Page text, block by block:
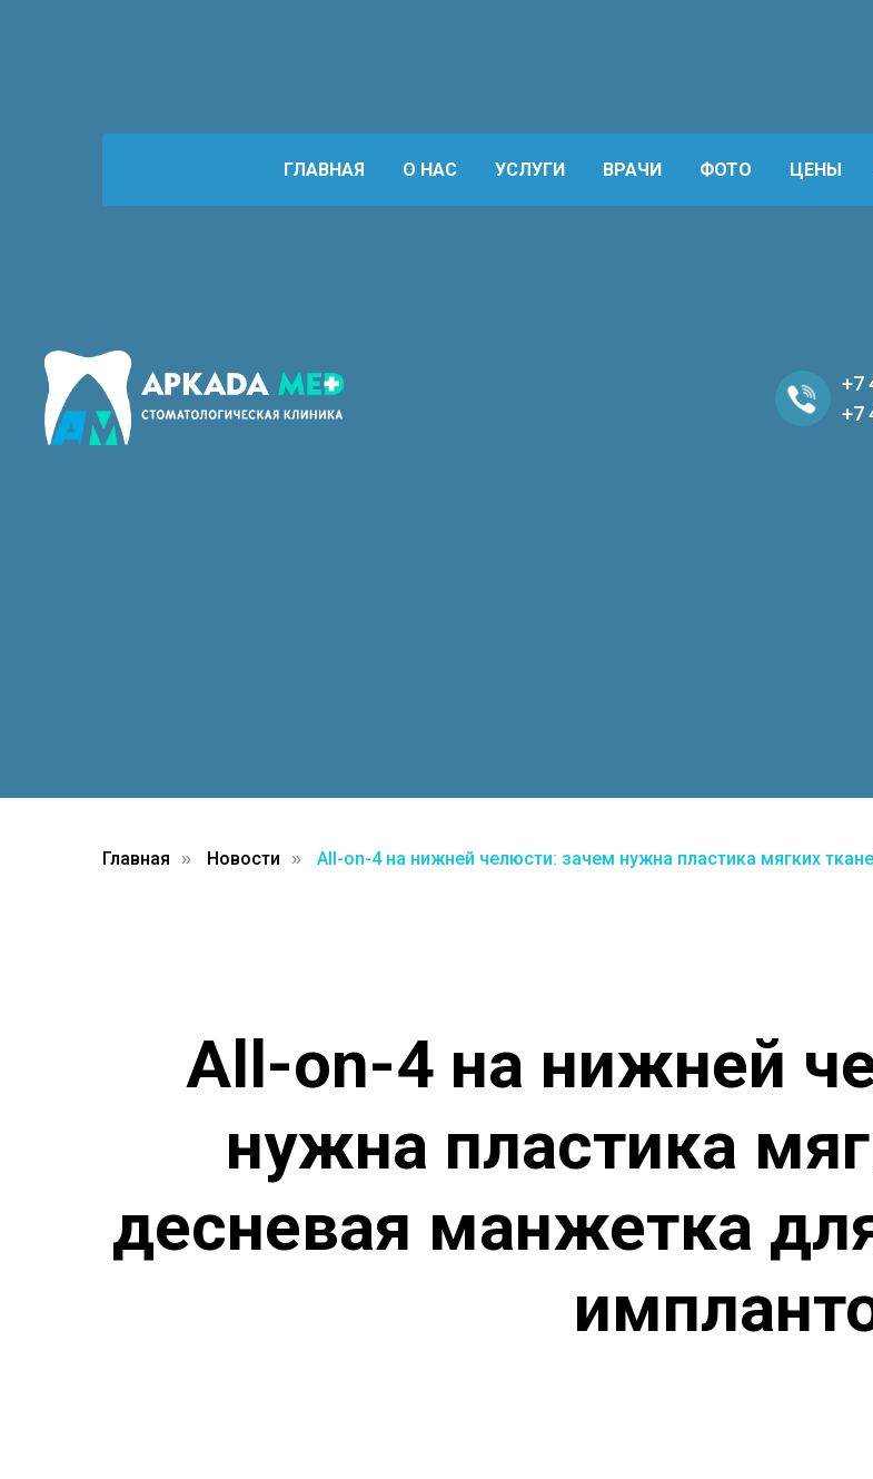
+7
+7
ГЛАВНАЯ О НАС УСЛУГИ ВРАЧИ ФОТО ЦЕНЫ
Главная » Новости » All-on-4 на нижней челюсти: зачем нужна пластика мягких
All-on-4 на нижней
нужна пластика
десневая манжетка